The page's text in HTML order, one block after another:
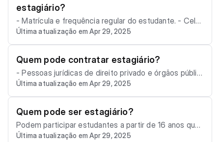
estagiário?
- Matrícula e frequência regular do estudante. - Cele
bração de termo de compromisso de estágio. - Com
patibilidade entre as atividades do estágio e o curso
do estudante.
Última atualização em Apr 29, 2025
Quem pode contratar estagiário?
- Pessoas jurídicas de direito privado e órgãos públic
os. - Profissionais liberais de nível superior, devidame
nte registrados em seus respectivos conselhos.
Última atualização em Apr 29, 2025
Quem pode ser estagiário?
Podem participar estudantes a partir de 16 anos que
estejam regularmente matriculados no ensino médio,
Última atualização em Apr 29, 2025